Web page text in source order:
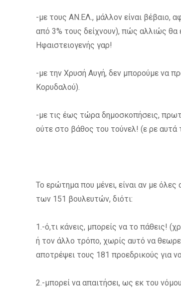
-με τους ΑΝ.ΕΛ., μάλλον είναι βέβαιο,
από 3% τους δείχνουν), πώς αλλιώς θα
Ηφαιστειογενής γαρ!
-με την Χρυσή Αυγή, δεν μπορούμε να
Κορυδαλού).
-με τις έως τώρα δημοσκοπήσεις,
ούτε στο βάθος του τούνελ! (ε ρε αυτά
Το ερώτημα που μένει, είναι αν με
των 151 βουλευτών, διότι:
1.-ό,τι κάνεις, μπορείς να το πάθεις!
ή τον άλλο τρόπο, χωρίς αυτό να
αποτρέψει τους 181 προεδρικούς για
2.-μπορεί να απαιτήσει, ως εκ του